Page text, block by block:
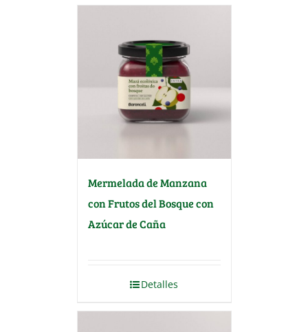
Mermelada de Manzana
con Frutos del Bosque con
Azúcar de Caña
Detalles